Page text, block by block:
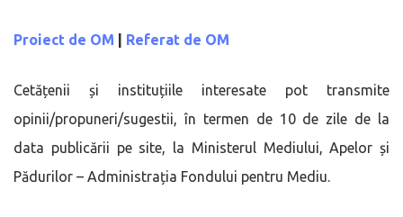
Proiect de OM Referat de OM
Cetățenii și instituțiile interesate pot transmite
opinii/propuneri/sugestii, în termen de 10 de zile de la
data publicării pe site, la Ministerul Mediului, Apelor și
Pădurilor – Administrația Fondului pentru Mediu.